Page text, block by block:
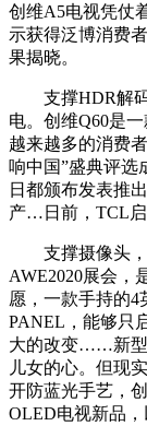
创维A5电视凭仗
示获得泛博消费
果揭晓。
支撑HDR解码
电。创维Q60是
越来越多的消费
响中国”盛典评选
日都颁布发表推
产…日前，TCL启
支撑摄像头，
AWE2020展会，
愿，一款手持的4
PANEL，能够只
大的改变……新型
儿女的心。但现
开防蓝光手艺，
OLED电视新品